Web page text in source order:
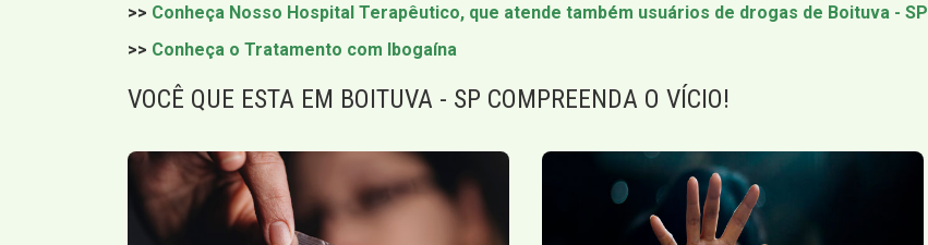
>> Conheça Nosso Hospital Terapêutico, que atende também usuários de drogas de Boituva - SP
>> Conheça o Tratamento com Ibogaína
VOCÊ QUE ESTA EM BOITUVA - SP COMPREENDA O VÍCIO!